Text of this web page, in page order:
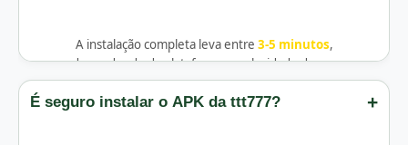
A instalação completa leva entre 3-5 minutos,
dependendo da plataforma e velocidade da sua
conexão:
É seguro instalar o APK da ttt777? +